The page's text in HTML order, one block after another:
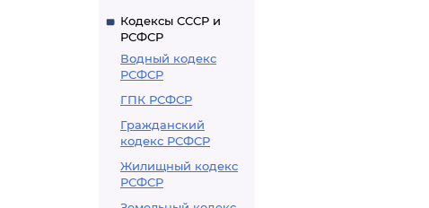
Кодексы СССР и
РСФСР
Водный кодекс
РСФСР
ГПК РСФСР
Гражданский
кодекс РСФСР
Жилищный кодекс
РСФСР